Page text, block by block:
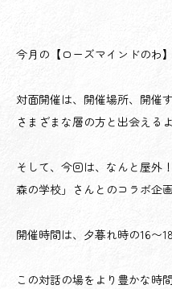
今月の【ローズマインドのわ
対面開催は、開催場所、開催
さまざまな層の方と出会える
そして、今回は、なんと屋外
森の学校」さんとのコラボ企
開催時間は、夕暮れ時の16〜
この対話の場をより豊かな時